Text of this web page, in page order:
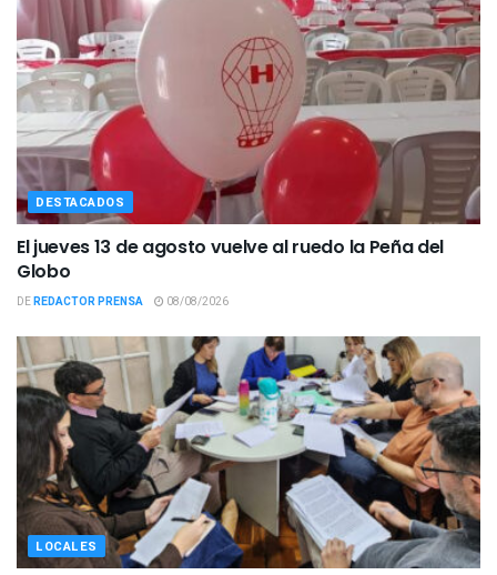
DESTACADOS
El jueves 13 de agosto vuelve al ruedo la Peña del
Globo
DEREDACTOR PRENSA 08/08/2026
LOCALES